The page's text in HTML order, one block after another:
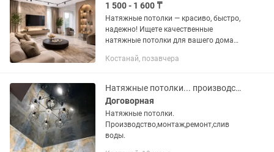
1 500 - 1 600 ₸
Натяжные потолки — красиво, быстро,
надежно! Ищете качественные
натяжные потолки для вашего дома
Широкий ассортимент: матовые,
Костанай, позавчера
Натяжные потолки... производство монтаж ремонт слив воды.
Договорная
Натяжные потолки.
Производство,монтаж,ремонт,слив
воды.